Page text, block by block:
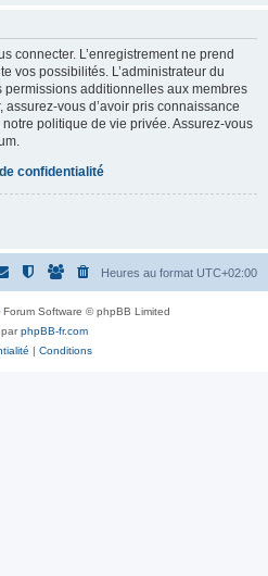
connecter. L’enregistrement ne prend
vos possibilités. L’administrateur du
additionnelles aux membres
vous d’avoir pris connaissance
politique de vie privée. Assurez-vous
confidentialité
Heures au format UTC+02:00
Forum Software © phpBB Limited
parphpBB-fr.com
| Conditions